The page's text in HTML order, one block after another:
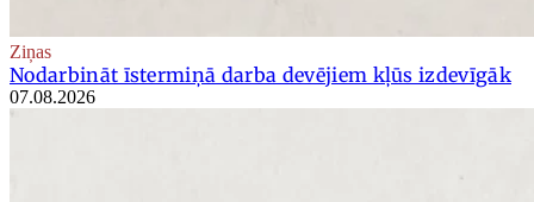
Ziņas
Nodarbināt īstermiņā darba devējiem kļūs izdevīgāk
07.08.2026